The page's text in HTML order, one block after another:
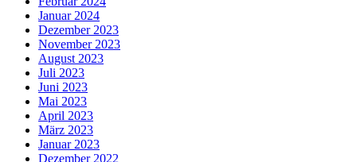
Januar 2024
Dezember 2023
November 2023
August 2023
Juli 2023
Juni 2023
Mai 2023
April 2023
März 2023
Januar 2023
Dezember 2022